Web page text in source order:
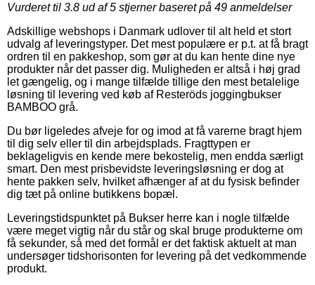
Vurderet til 3.8 ud af 5 stjerner baseret på 49 anmeldelser
Adskillige webshops i Danmark udlover til alt held et stort
udvalg af leveringstyper. Det mest populære er p.t. at få bragt
ordren til en pakkeshop, som gør at du kan hente dine nye
produkter når det passer dig. Muligheden er altså i høj grad
let gængelig, og i mange tilfælde tillige den mest betalelige
løsning til levering ved køb af Resteröds joggingbukser
BAMBOO grå.
Du bør ligeledes afveje for og imod at få varerne bragt hjem
til dig selv eller til din arbejdsplads. Fragttypen er
beklageligvis en kende mere bekostelig, men endda særligt
smart. Den mest prisbevidste leveringsløsning er dog at
hente pakken selv, hvilket afhænger af at du fysisk befinder
dig tæt på online butikkens bopæl.
Leveringstidspunktet på Bukser herre kan i nogle tilfælde
være meget vigtig når du står og skal bruge produkterne om
få sekunder, så med det formål er det faktisk aktuelt at man
undersøger tidshorisonten for levering på det vedkommende
produkt.